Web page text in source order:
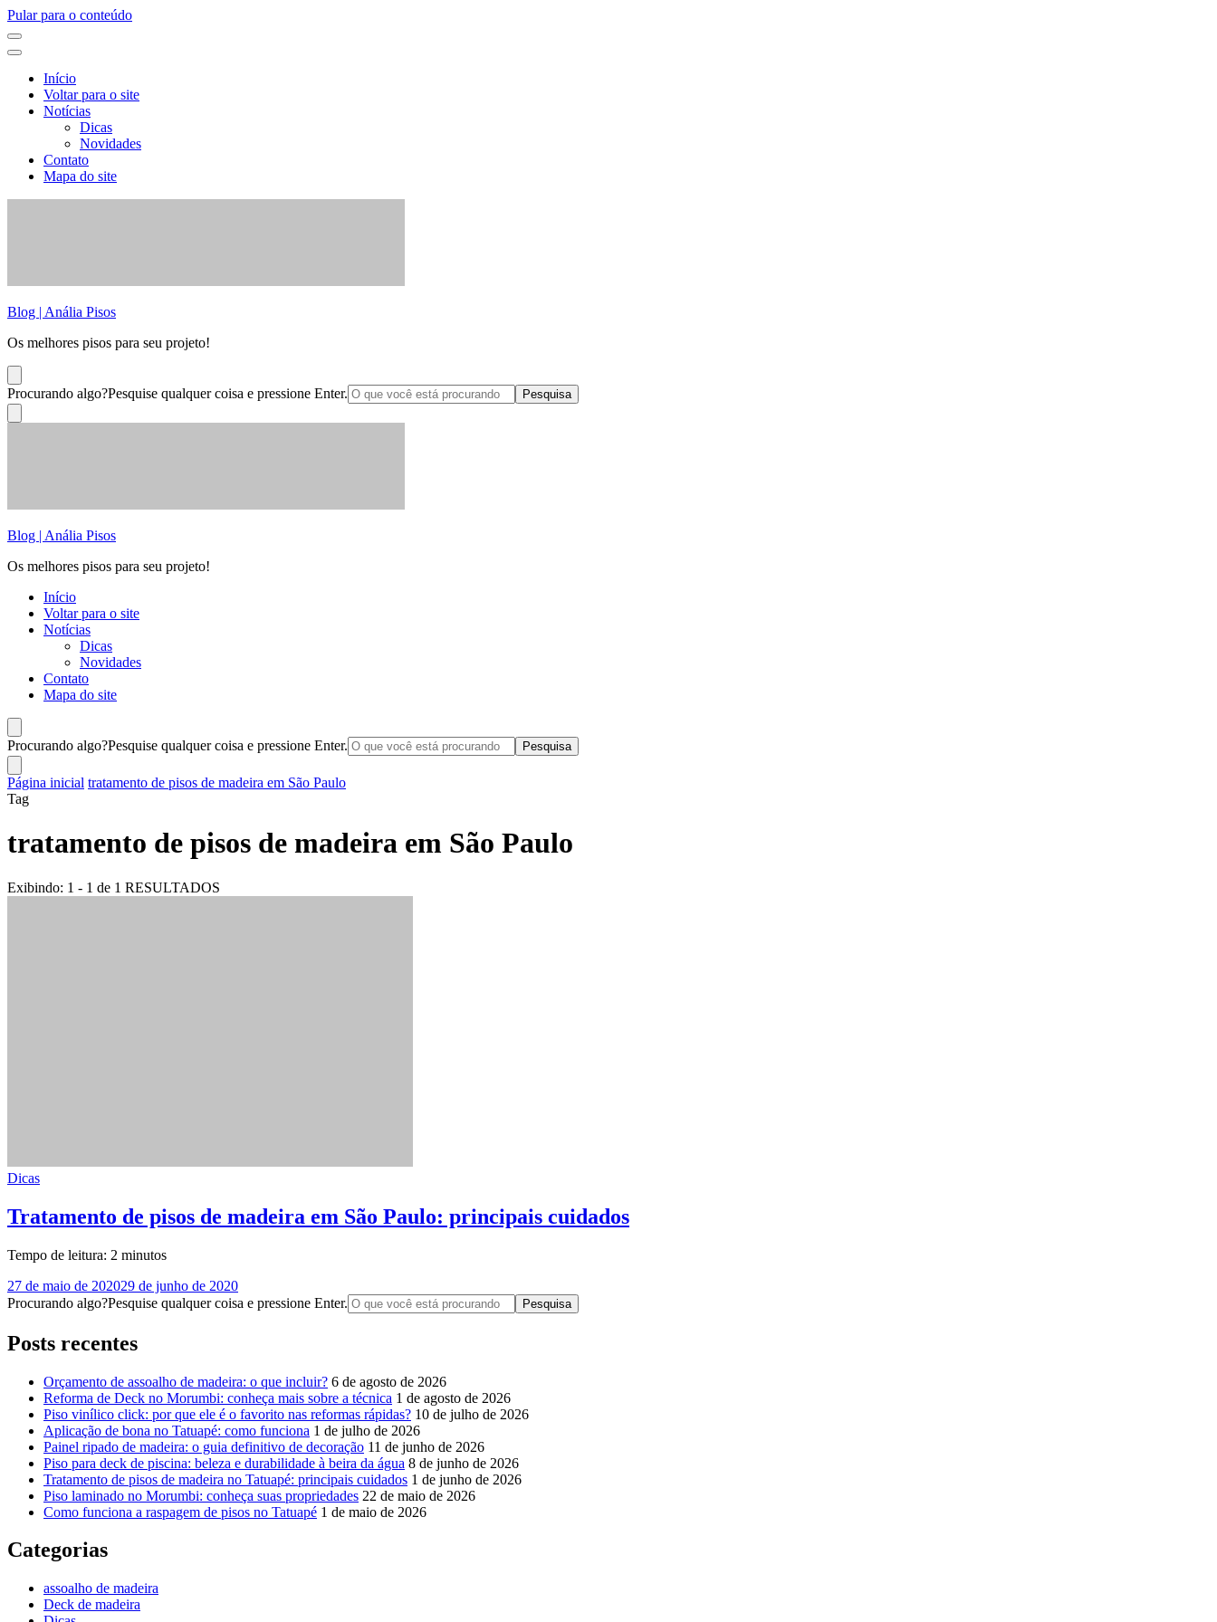
Pular para o conteúdo
Início
Voltar para o site
Notícias
Dicas
Novidades
Contato
Mapa do site
Blog | Anália Pisos
Os melhores pisos para seu projeto!
Procurando algo?Pesquise qualquer coisa e pressione Enter.
Blog | Anália Pisos
Os melhores pisos para seu projeto!
Início
Voltar para o site
Notícias
Dicas
Novidades
Contato
Mapa do site
Procurando algo?Pesquise qualquer coisa e pressione Enter.
Página inicial tratamento de pisos de madeira em São Paulo
Tag
tratamento de pisos de madeira em São Paulo
Exibindo: 1 - 1 de 1 RESULTADOS
Dicas
Tratamento de pisos de madeira em São Paulo: principais cuidados
Tempo de leitura: 2 minutos
27 de maio de 202029 de junho de 2020
Procurando algo?Pesquise qualquer coisa e pressione Enter.
Posts recentes
Orçamento de assoalho de madeira: o que incluir? 6 de agosto de 2026
Reforma de Deck no Morumbi: conheça mais sobre a técnica 1 de agosto de 2026
Piso vinílico click: por que ele é o favorito nas reformas rápidas? 10 de julho de 2026
Aplicação de bona no Tatuapé: como funciona 1 de julho de 2026
Painel ripado de madeira: o guia definitivo de decoração 11 de junho de 2026
Piso para deck de piscina: beleza e durabilidade à beira da água 8 de junho de 2026
Tratamento de pisos de madeira no Tatuapé: principais cuidados 1 de junho de 2026
Piso laminado no Morumbi: conheça suas propriedades 22 de maio de 2026
Como funciona a raspagem de pisos no Tatuapé 1 de maio de 2026
Categorias
assoalho de madeira
Deck de madeira